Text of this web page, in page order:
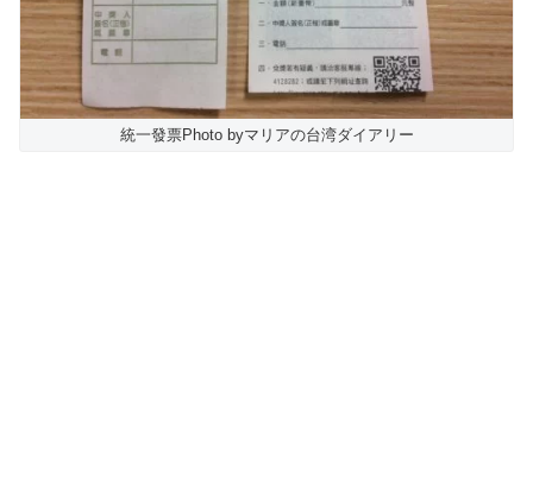
統一發票Photo byマリアの台湾ダイアリー